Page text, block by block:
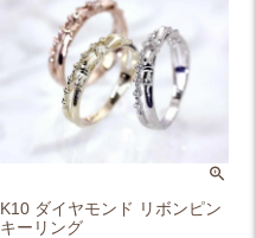
K10 ダイヤモンド リボンピン
キーリング